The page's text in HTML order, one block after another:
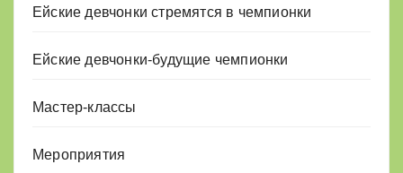
Ейские девчонки стремятся в чемпионки
Ейские девчонки-будущие чемпионки
Мастер-классы
Мероприятия